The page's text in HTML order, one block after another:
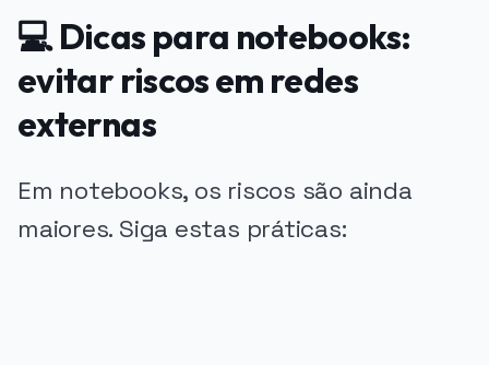
💻 Dicas para notebooks:
evitar riscos em redes
externas
Em notebooks, os riscos são ainda
maiores. Siga estas práticas: